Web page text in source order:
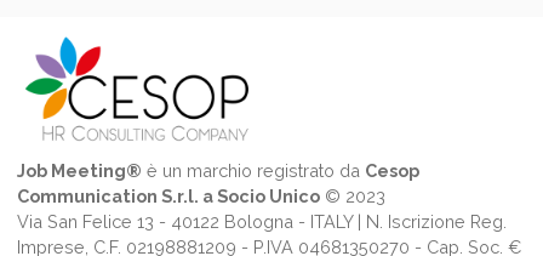
Job Meeting® è un marchio registrato da Cesop
Communication S.r.l. a Socio Unico© 2023
Via San Felice 13 - 40122 Bologna - ITALY | N. Iscrizione Reg.
Imprese, C.F. 02198881209 - P.IVA 04681350270 - Cap. Soc. €